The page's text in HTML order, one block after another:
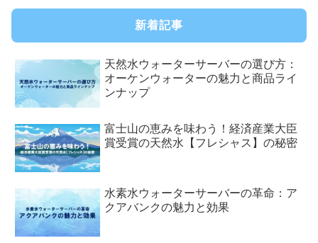
新着記事
天然水ウォーターサーバーの選び方：
オーケンウォーターの魅力と商品ライ
ンナップ
富士山の恵みを味わう！経済産業大臣
賞受賞の天然水【フレシャス】の秘密
水素水ウォーターサーバーの革命：ア
クアバンクの魅力と効果